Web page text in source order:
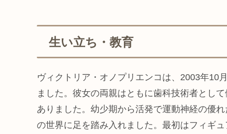
生い立ち・教育
ヴィクトリア・オノプリエンコは、2003年10
ました。彼女の両親はともに歯科技術者とし
ありました。幼少期から活発で運動神経の優
の世界に足を踏み入れました。最初はフィギ